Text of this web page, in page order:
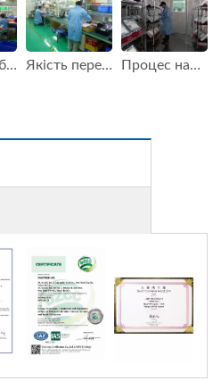
Лінія виробництва FAMETECH (TYSSO) Якість перевірки FAMETECH (TYSSO) Процес надійності тестування FAMETECH (TYSSO)